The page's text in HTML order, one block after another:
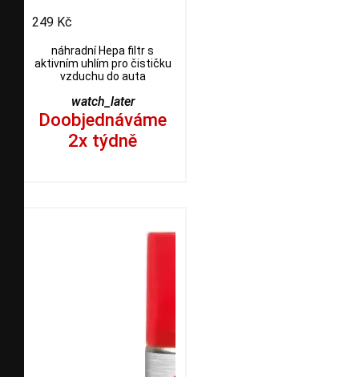
249 Kč
náhradní Hepa filtr s
aktivním uhlím pro čističku
vzduchu do auta
watch_later
Doobjednáváme
2x týdně